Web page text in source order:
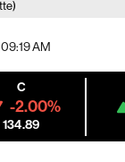
AM
C
-2.00%
134.89